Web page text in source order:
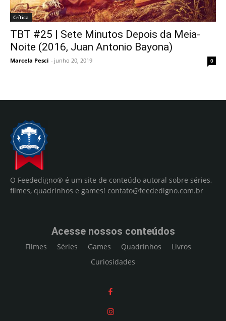
Crítica
TBT #25 | Sete Minutos Depois da Meia-
Noite (2016, Juan Antonio Bayona)
Marcela Pesci - junho 20, 2019 0
O Feededigno® é um site de conteúdo autoral sobre séries,
filmes, quadrinhos e games! contato@feededigno.com.br
Acesse nossos conteúdos
Filmes Séries Games Quadrinhos
Livros
Curiosidades